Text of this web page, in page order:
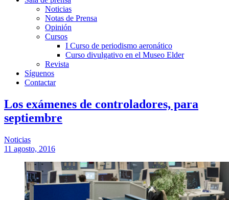
Noticias
Notas de Prensa
Opinión
Cursos
I Curso de periodismo aeronático
Curso divulgativo en el Museo Elder
Revista
Síguenos
Contactar
Los exámenes de controladores, para
septiembre
Noticias
11 agosto, 2016